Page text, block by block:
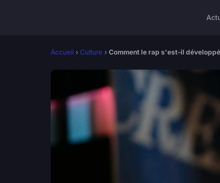
Accueil › Culture › Comment le rap s'est-il